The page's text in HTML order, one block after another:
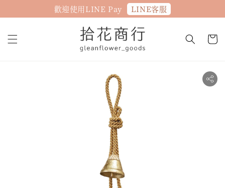
歡迎使用LINE Pay LINE客服